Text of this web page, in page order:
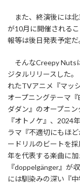
また、終演後には北
が10月に開催される
報等は後日発表予定だ
そんなCreepy Nuts
ジタルリリースした
れたTVアニメ『マッ
オープニングテーマ
ダダン』のオープニ
『オトノケ』、2024
ラマ『不適切にもほ
ードリルのビートを
年を代表する楽曲に
『doppelgänger』が
には馴染みの深い『